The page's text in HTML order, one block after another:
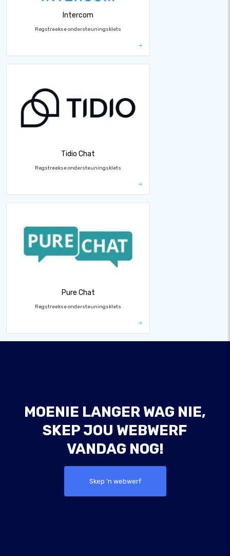
Intercom
Regstreekse ondersteuningsklets
Tidio Chat
Regstreekse ondersteuningsklets
Pure Chat
Regstreekse ondersteuningsklets
MOENIE LANGER WAG NIE,
SKEP JOU WEBWERF
VANDAG NOG!
Skep 'n webwerf